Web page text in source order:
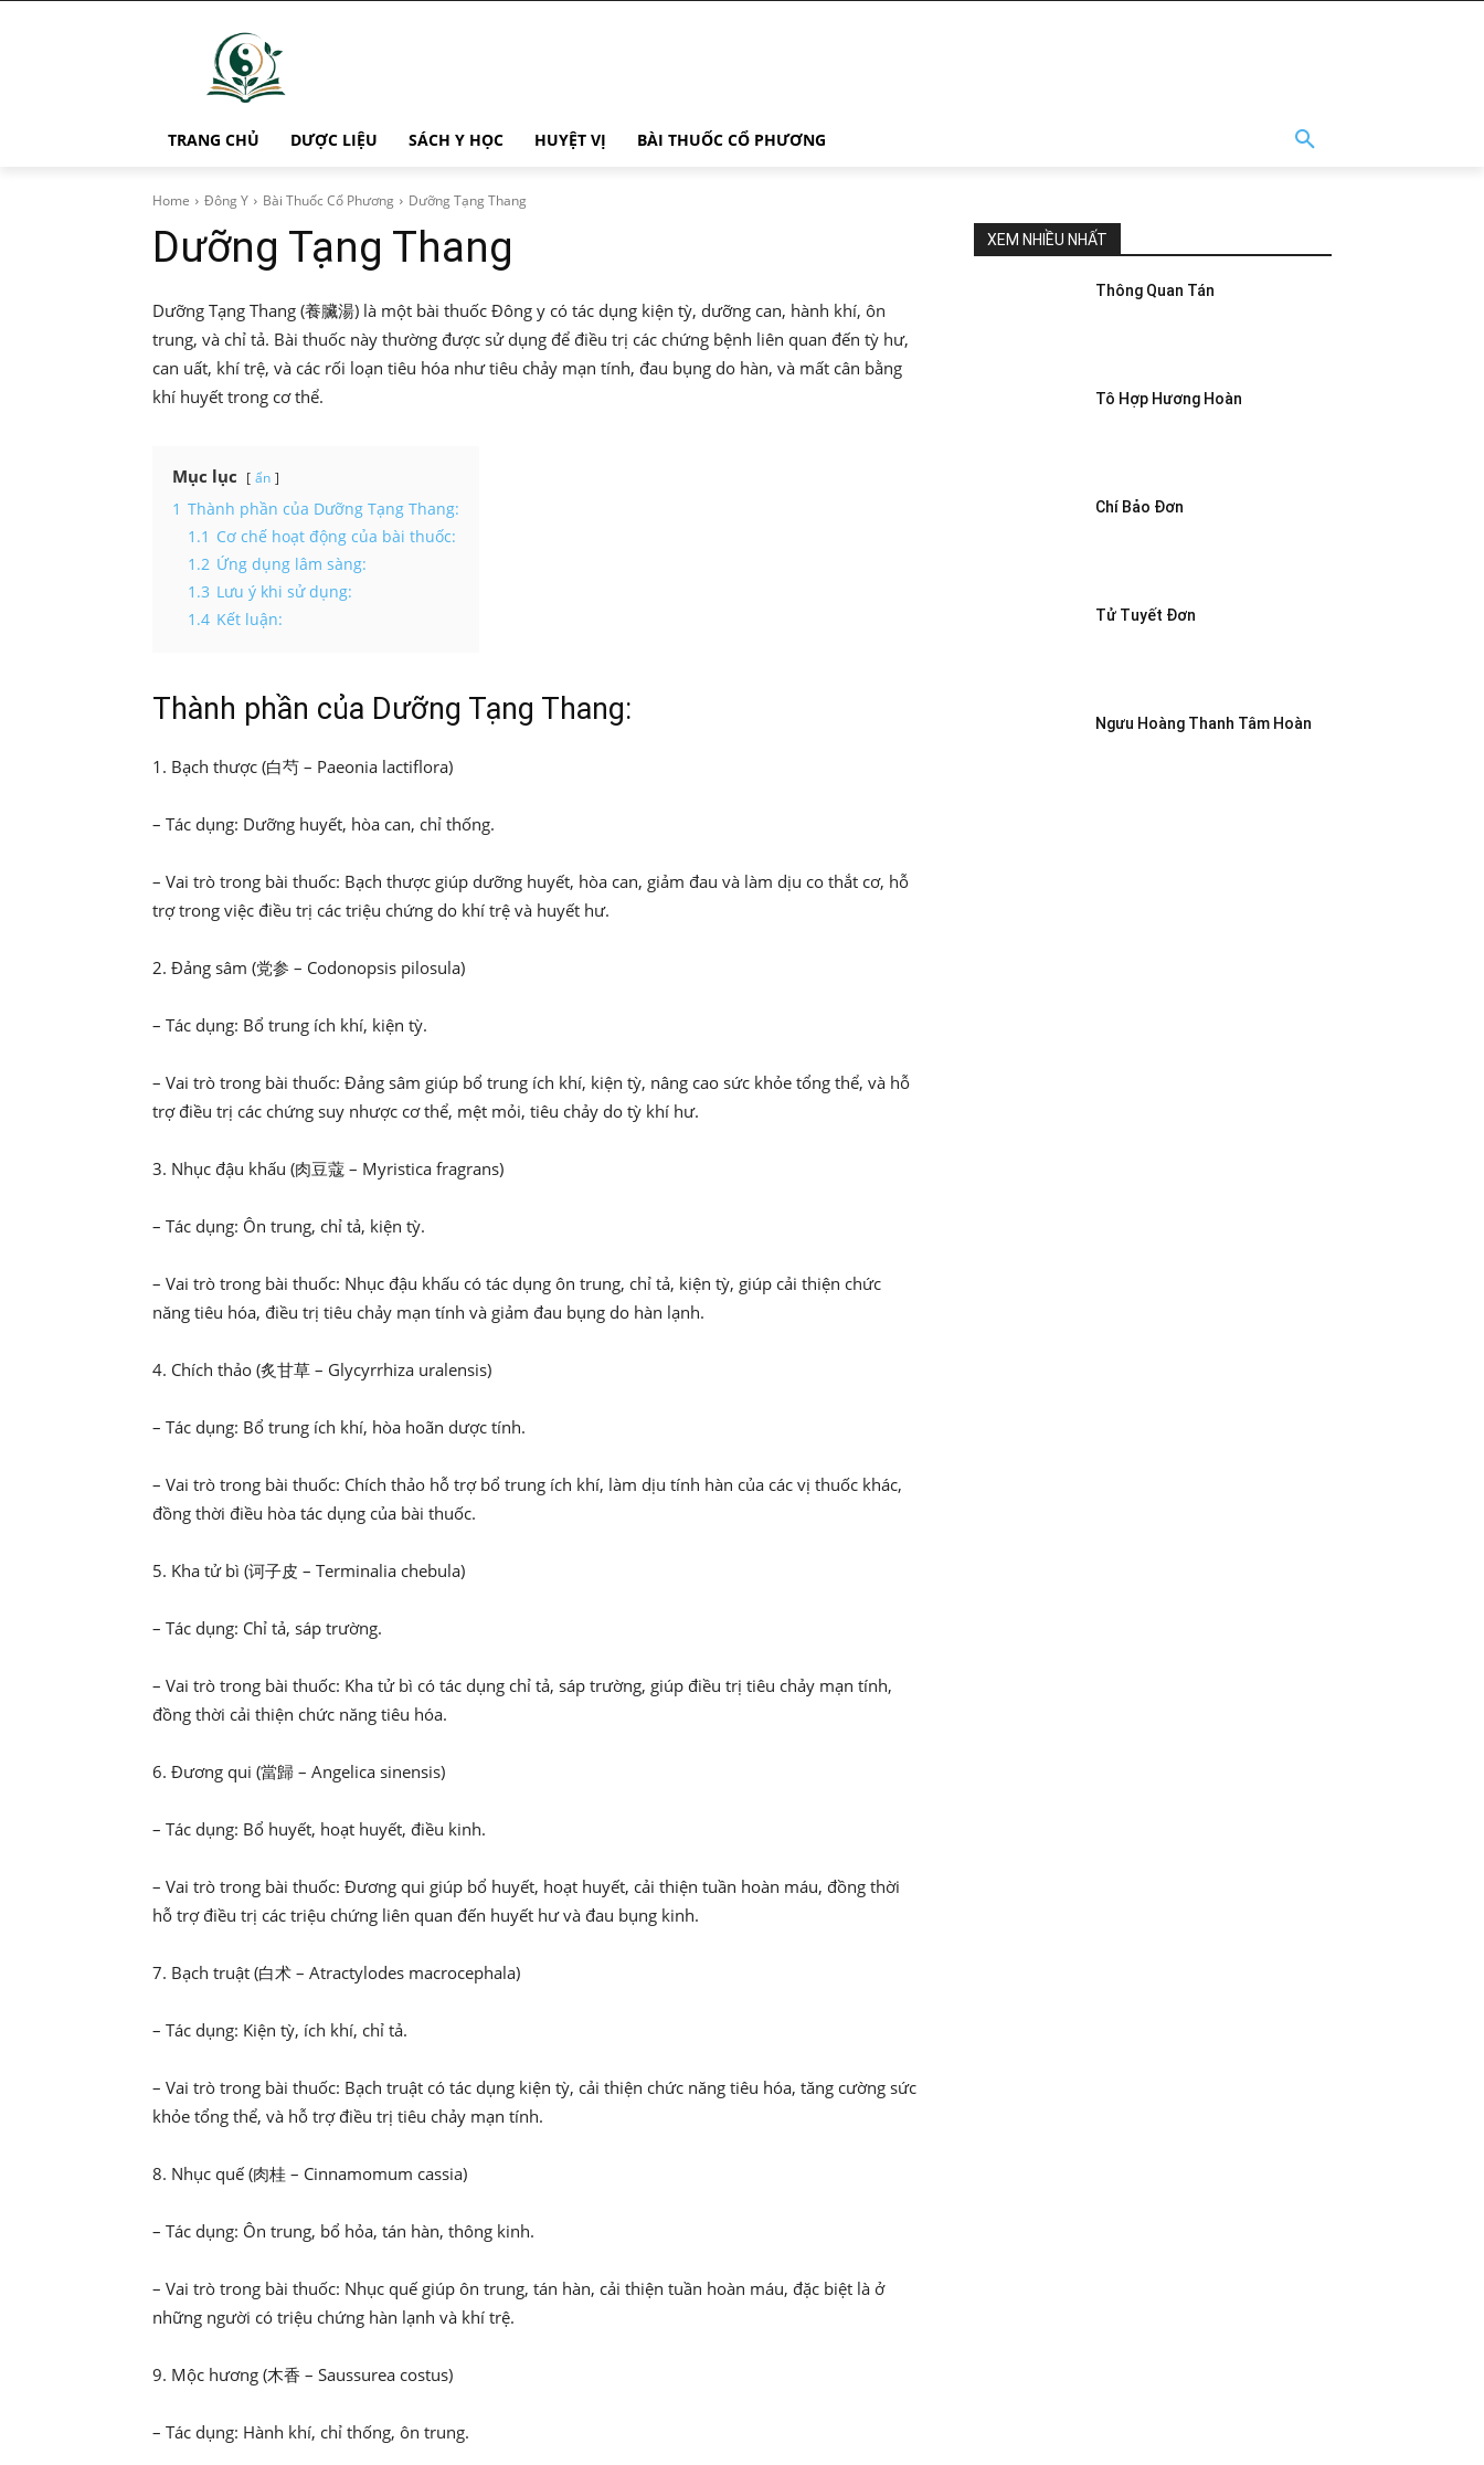
TRANG CHỦ DƯỢC LIỆU SÁCH Y HỌC HUYỆT VỊ BÀI THUỐC CỔ PHƯƠNG
Home Đông Y Bài Thuốc Cổ Phương Dưỡng Tạng Thang
Dưỡng Tạng Thang
Dưỡng Tạng Thang (養臟湯) là một bài thuốc Đông y có tác dụng kiện tỳ, dưỡng can, hành khí, ôn
trung, và chỉ tả. Bài thuốc này thường được sử dụng để điều trị các chứng bệnh liên quan đến tỳ hư,
can uất, khí trệ, và các rối loạn tiêu hóa như tiêu chảy mạn tính, đau bụng do hàn, và mất cân bằng
khí huyết trong cơ thể.
Mục lục ẩn
1 Thành phần của Dưỡng Tạng Thang:
1.1 Cơ chế hoạt động của bài thuốc:
1.2 Ứng dụng lâm sàng:
1.3 Lưu ý khi sử dụng:
1.4 Kết luận:
Thành phần của Dưỡng Tạng Thang:
1. Bạch thược (白芍 – Paeonia lactiflora)
– Tác dụng: Dưỡng huyết, hòa can, chỉ thống.
– Vai trò trong bài thuốc: Bạch thược giúp dưỡng huyết, hòa can, giảm đau và làm dịu co thắt cơ, hỗ
trợ trong việc điều trị các triệu chứng do khí trệ và huyết hư.
2. Đảng sâm (党参 – Codonopsis pilosula)
– Tác dụng: Bổ trung ích khí, kiện tỳ.
– Vai trò trong bài thuốc: Đảng sâm giúp bổ trung ích khí, kiện tỳ, nâng cao sức khỏe tổng thể, và hỗ
trợ điều trị các chứng suy nhược cơ thể, mệt mỏi, tiêu chảy do tỳ khí hư.
3. Nhục đậu khấu (肉豆蔻 – Myristica fragrans)
– Tác dụng: Ôn trung, chỉ tả, kiện tỳ.
– Vai trò trong bài thuốc: Nhục đậu khấu có tác dụng ôn trung, chỉ tả, kiện tỳ, giúp cải thiện chức
năng tiêu hóa, điều trị tiêu chảy mạn tính và giảm đau bụng do hàn lạnh.
4. Chích thảo (炙甘草 – Glycyrrhiza uralensis)
– Tác dụng: Bổ trung ích khí, hòa hoãn dược tính.
– Vai trò trong bài thuốc: Chích thảo hỗ trợ bổ trung ích khí, làm dịu tính hàn của các vị thuốc khác,
đồng thời điều hòa tác dụng của bài thuốc.
5. Kha tử bì (诃子皮 – Terminalia chebula)
– Tác dụng: Chỉ tả, sáp trường.
– Vai trò trong bài thuốc: Kha tử bì có tác dụng chỉ tả, sáp trường, giúp điều trị tiêu chảy mạn tính,
đồng thời cải thiện chức năng tiêu hóa.
6. Đương qui (當歸 – Angelica sinensis)
– Tác dụng: Bổ huyết, hoạt huyết, điều kinh.
– Vai trò trong bài thuốc: Đương qui giúp bổ huyết, hoạt huyết, cải thiện tuần hoàn máu, đồng thời
hỗ trợ điều trị các triệu chứng liên quan đến huyết hư và đau bụng kinh.
7. Bạch truật (白术 – Atractylodes macrocephala)
– Tác dụng: Kiện tỳ, ích khí, chỉ tả.
– Vai trò trong bài thuốc: Bạch truật có tác dụng kiện tỳ, cải thiện chức năng tiêu hóa, tăng cường sức
khỏe tổng thể, và hỗ trợ điều trị tiêu chảy mạn tính.
8. Nhục quế (肉桂 – Cinnamomum cassia)
– Tác dụng: Ôn trung, bổ hỏa, tán hàn, thông kinh.
– Vai trò trong bài thuốc: Nhục quế giúp ôn trung, tán hàn, cải thiện tuần hoàn máu, đặc biệt là ở
những người có triệu chứng hàn lạnh và khí trệ.
9. Mộc hương (木香 – Saussurea costus)
– Tác dụng: Hành khí, chỉ thống, ôn trung.
XEM NHIỀU NHẤT
Thông Quan Tán
Tô Hợp Hương Hoàn
Chí Bảo Đơn
Tử Tuyết Đơn
Ngưu Hoàng Thanh Tâm Hoàn